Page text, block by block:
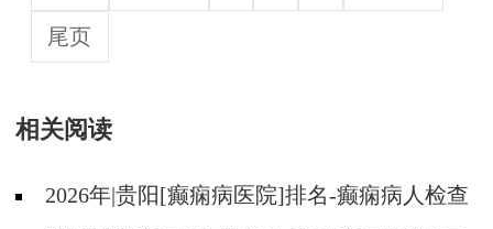
尾页
相关阅读
2026年|贵阳[癫痫病医院]排名-癫痫病人检查